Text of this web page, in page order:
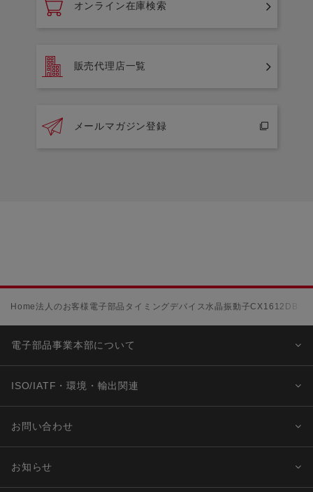
オンライン在庫検索
販売代理店一覧
メールマガジン登録
Home法人のお客様 電子部品 タイミングデバイス水晶振動子CX1612DB
電子部品事業本部について
ISO/IATF・環境・輸出関連
お問い合わせ
お知らせ